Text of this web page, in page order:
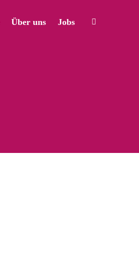
Über uns Jobs